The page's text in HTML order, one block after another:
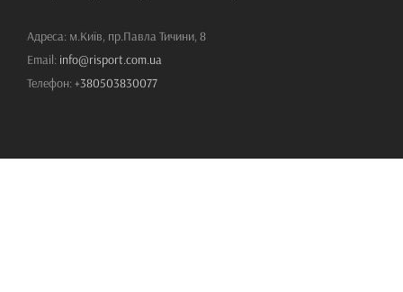
Адреса: м.Київ, пр.Павла Тичини, 8
Email: info@risport.com.ua
Телефон:+380503830077